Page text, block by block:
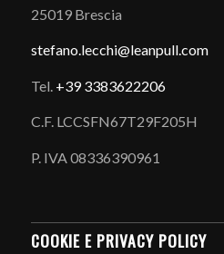
25019 Brescia
stefano.lecchi@leanpull.com
Tel. +39 3383622206
C.F. LCCSFN67T29F205H
P. IVA 08336390961
COOKIE E PRIVACY POLICY